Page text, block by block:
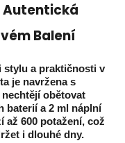
Autentická
Balení
stylu a praktičnosti v
je navržena s
obětovat
baterií a 2 ml náplní
až 600 potažení, což
i dlouhé dny.